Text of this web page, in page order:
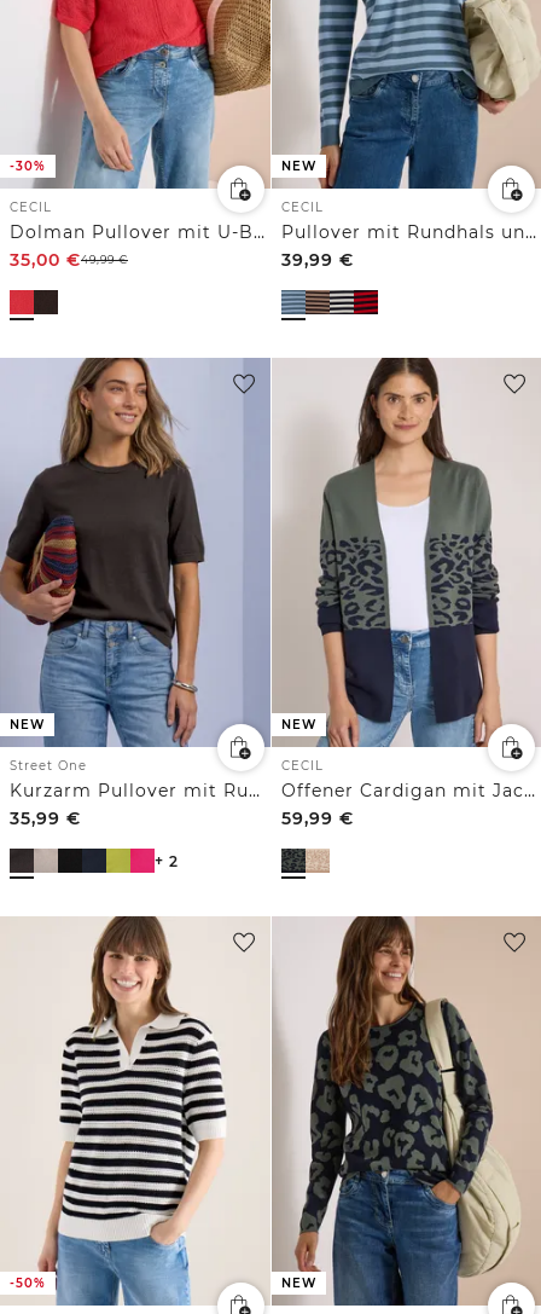
-30%
CECIL
Dolman Pullover mit U-Boot-Ausschnitt
35,00 €49,99€
NEW
CECIL
Pullover mit Rundhals und Streifen
39,99 €
NEW
Street One
Kurzarm Pullover mit Rundhals in Unifarbe
35,99 €
+ 2
NEW
CECIL
Offener Cardigan mit Jacquard-Muster
59,99 €
-50% NEW